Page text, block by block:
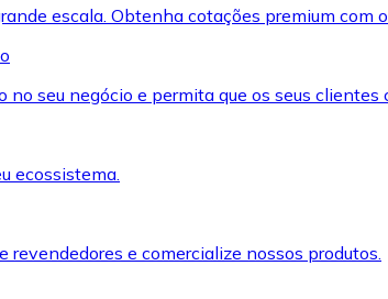
escala. Obtenha cotações premium com
no seu negócio e permita que os seus
ecossistema.
revendedores e comercialize nossos produtos.